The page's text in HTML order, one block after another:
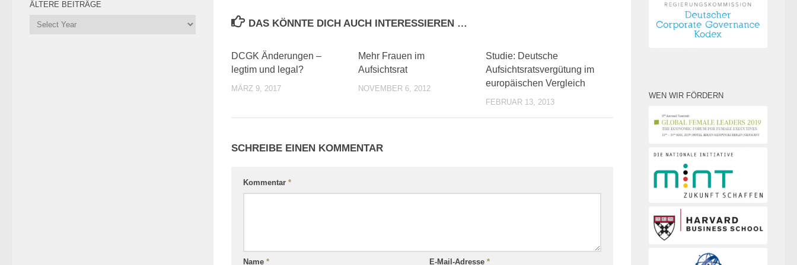
DAS KÖNNTE DICH AUCH INTERESSIEREN …
DCGK Änderungen –
legtim und legal?
MÄRZ 9, 2017
Mehr Frauen im
Aufsichtsrat
NOVEMBER 6, 2012
Studie: Deutsche
Aufsichtsratsvergütung im
europäischen Vergleich
FEBRUAR 13, 2013
SCHREIBE EINEN KOMMENTAR
Kommentar *
Name * E-Mail-Adresse*
ÄLTERE BEITRÄGE
WEN WIR FÖRDERN